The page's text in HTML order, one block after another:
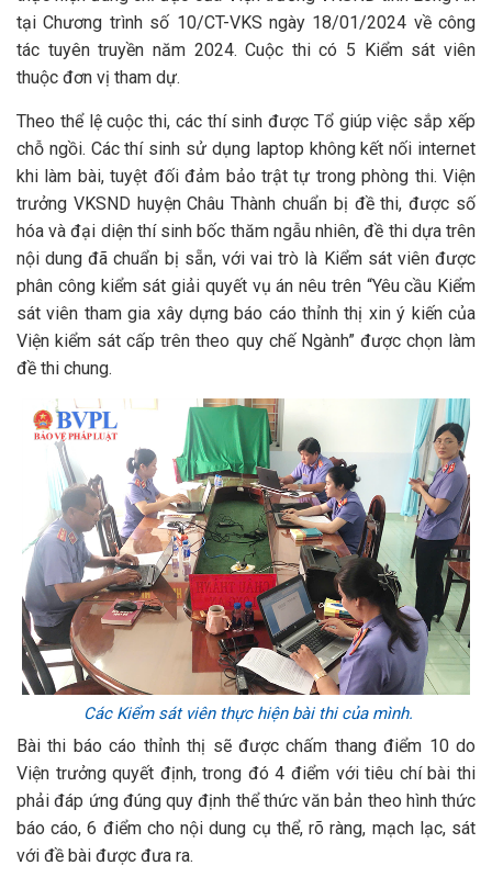
tại Chương trình số 10/CT-VKS ngày 18/01/2024 về công
tác tuyên truyền năm 2024. Cuộc thi có 5 Kiểm sát viên
thuộc đơn vị tham dự.
Theo thể lệ cuộc thi, các thí sinh được Tổ giúp việc sắp xếp
chỗ ngồi. Các thí sinh sử dụng laptop không kết nối internet
khi làm bài, tuyệt đối đảm bảo trật tự trong phòng thi. Viện
trưởng VKSND huyện Châu Thành chuẩn bị đề thi, được số
hóa và đại diện thí sinh bốc thăm ngẫu nhiên, đề thi dựa trên
nội dung đã chuẩn bị sẵn, với vai trò là Kiểm sát viên được
phân công kiểm sát giải quyết vụ án nêu trên “Yêu cầu Kiểm
sát viên tham gia xây dựng báo cáo thỉnh thị xin ý kiến của
Viện kiểm sát cấp trên theo quy chế Ngành” được chọn làm
đề thi chung.
Các Kiểm sát viên thực hiện bài thi của mình.
Bài thi báo cáo thỉnh thị sẽ được chấm thang điểm 10 do
Viện trưởng quyết định, trong đó 4 điểm với tiêu chí bài thi
phải đáp ứng đúng quy định thể thức văn bản theo hình thức
báo cáo, 6 điểm cho nội dung cụ thể, rõ ràng, mạch lạc, sát
với đề bài được đưa ra.